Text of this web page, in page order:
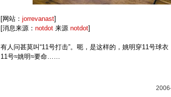
[网站： jorrevanast]
[消息来源： notdot来源 notdot]
有人问甚莫叫“11号打击”。呃，是这样的，姚明穿11号球衣
11号≈姚明≈要命……